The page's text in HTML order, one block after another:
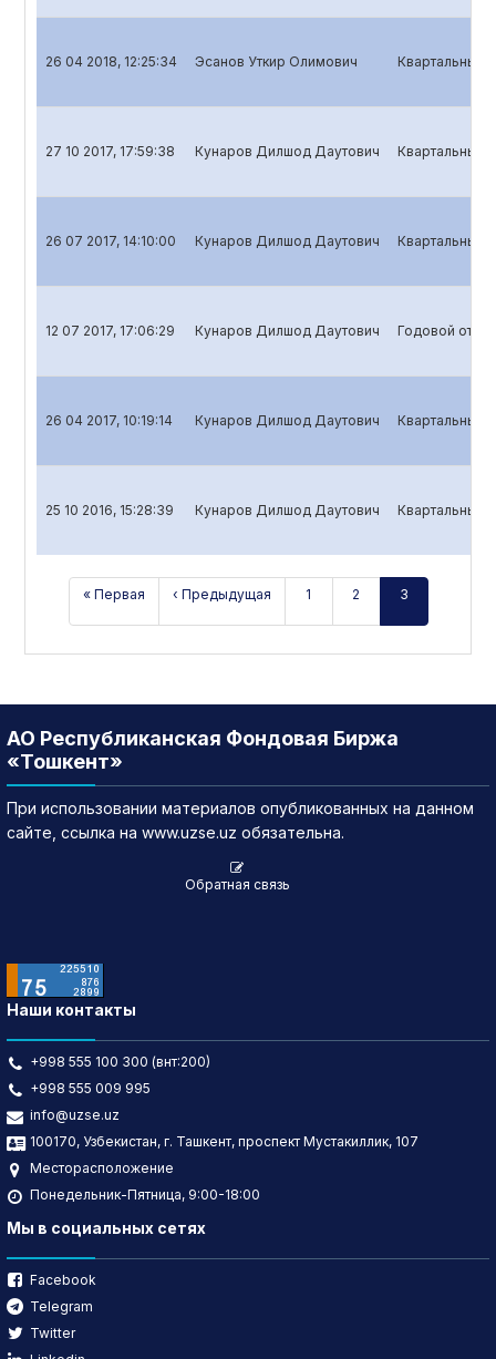
26 04 2018, 12:25:34 Эсанов Уткир Олимович Квартальный
27 10 2017, 17:59:38 Кунаров Дилшод Даутович Квартальный
26 07 2017, 14:10:00 Кунаров Дилшод Даутович Квартальный
12 07 2017, 17:06:29 Кунаров Дилшод Даутович Годовой
26 04 2017, 10:19:14 Кунаров Дилшод Даутович Квартальный
25 10 2016, 15:28:39 Кунаров Дилшод Даутович Квартальный
« Первая ‹ Предыдущая 1 2 3
АО Республиканская Фондовая Биржа
«Тошкент»
При использовании материалов опубликованных на данном
сайте, ссылка на www.uzse.uz обязательна.
Обратная связь
Наши контакты
+998 555 100 300 (внт:200)
+998 555 009 995
info@uzse.uz
100170, Узбекистан, г. Ташкент, проспект Мустакиллик, 107
Месторасположение
Понедельник-Пятница, 9:00-18:00
Мы в социальных сетях
Facebook
Telegram
Twitter